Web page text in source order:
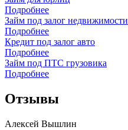
Подробнее
Займ под залог недвижимости
Подробнее
Кредит под залог авто
Подробнее
Займ под ПТС грузовика
Подробнее
Отзывы
Алексей Вышлин